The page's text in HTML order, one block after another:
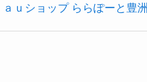
ａｕショップ ららぽーと豊洲